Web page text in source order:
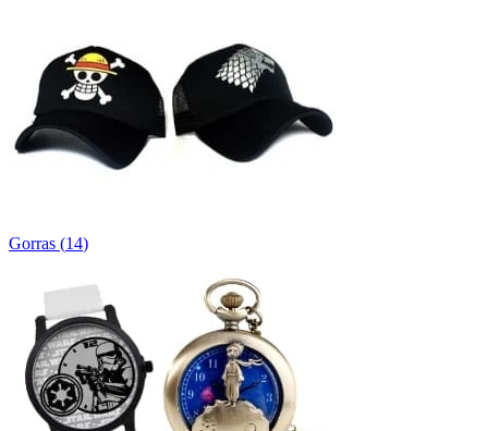
Gorras (14)